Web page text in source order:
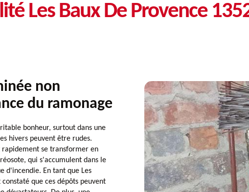
Les Baux De Provence
non
du ramonage
bonheur, surtout dans une
hivers peuvent être rudes.
se transformer en
qui s'accumulent dans le
d'incendie. En tant que Les
que ces dépôts peuvent